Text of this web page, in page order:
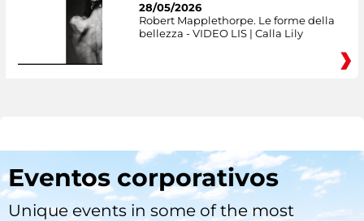
28/05/2026
Robert Mapplethorpe. Le forme della
bellezza - VIDEO LIS | Calla Lily
Eventos corporativos
Unique events in some of the most